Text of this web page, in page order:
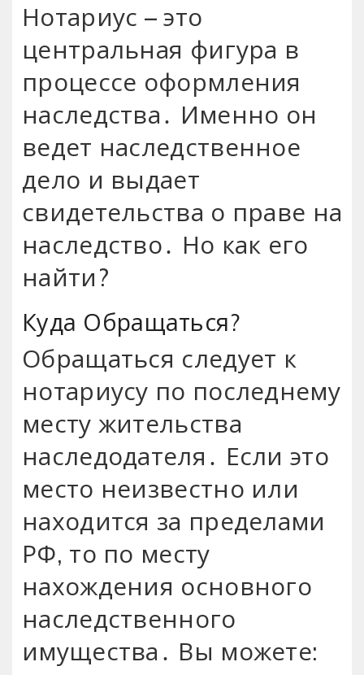
Нотариус – это
центральная фигура в
процессе оформления
наследства․ Именно он
ведет наследственное
дело и выдает
свидетельства о праве на
наследство․ Но как его
найти?
Куда Обращаться?
Обращаться следует к
нотариусу по последнему
месту жительства
наследодателя․ Если это
место неизвестно или
находится за пределами
РФ, то по месту
нахождения основного
наследственного
имущества․ Вы можете: